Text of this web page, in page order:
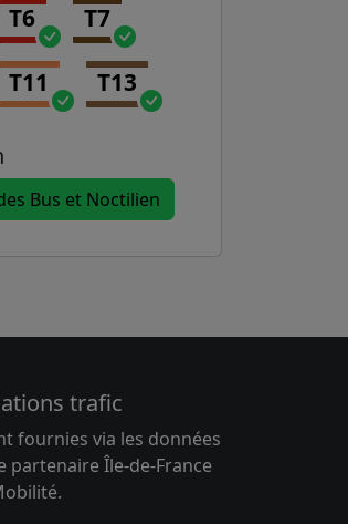
T6 T7
T11 T13
Bus et Noctilien
trafic
fournies via les données
partenaire Île-de-France